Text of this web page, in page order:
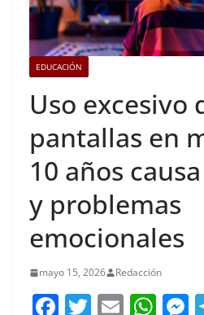
EDUCACIÓN
Uso excesivo
pantallas en
10 años
y problemas
emocionales
mayo 15, 2026 Redacción
F T E W